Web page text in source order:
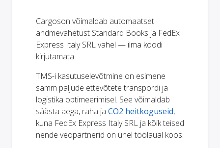
Cargoson võimaldab automaatset
andmevahetust Standard Books ja FedEx
Express Italy SRL vahel — ilma koodi
kirjutamata.
TMS-i kasutuselevõtmine on esimene
samm paljude ettevõtete transpordi ja
logistika optimeerimisel. See võimaldab
säästa aega, raha ja CO2 heitkoguseid,
kuna FedEx Express Italy SRL ja kõik teised
nende veopartnerid on ühel töölaual koos.